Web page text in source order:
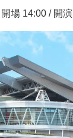
開場 14:00 / 開演